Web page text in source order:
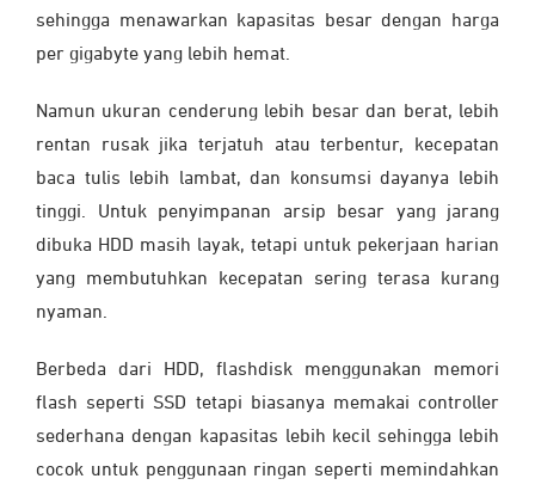
sehingga menawarkan kapasitas besar dengan harga
per gigabyte yang lebih hemat.
Namun ukuran cenderung lebih besar dan berat, lebih
rentan rusak jika terjatuh atau terbentur, kecepatan
baca tulis lebih lambat, dan konsumsi dayanya lebih
tinggi. Untuk penyimpanan arsip besar yang jarang
dibuka HDD masih layak, tetapi untuk pekerjaan harian
yang membutuhkan kecepatan sering terasa kurang
nyaman.
Berbeda dari HDD, flashdisk menggunakan memori
flash seperti SSD tetapi biasanya memakai controller
sederhana dengan kapasitas lebih kecil sehingga lebih
cocok untuk penggunaan ringan seperti memindahkan